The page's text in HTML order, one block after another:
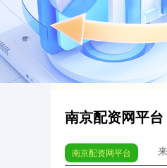
南京配资网平
南京配资网平台